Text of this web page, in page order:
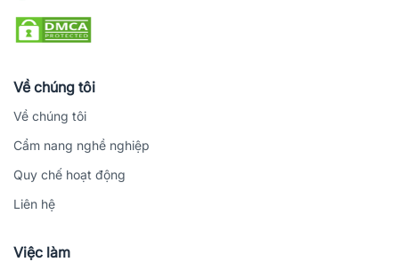
Về chúng tôi
Về chúng tôi
Cẩm nang nghề nghiệp
Quy chế hoạt động
Liên hệ
Việc làm